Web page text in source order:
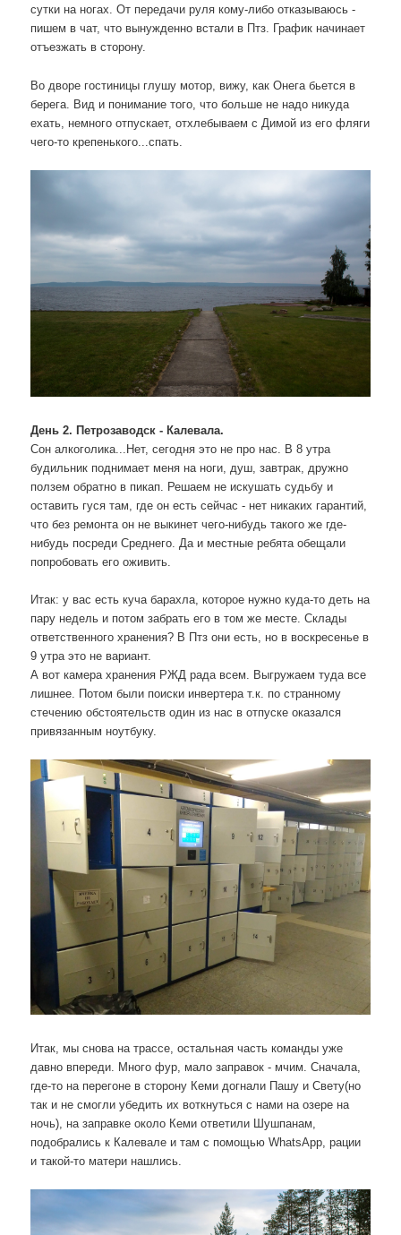
сутки на ногах. От передачи руля кому-либо отказываюсь -
пишем в чат, что вынужденно встали в Птз. График начинает
отъезжать в сторону.
Во дворе гостиницы глушу мотор, вижу, как Онега бьется в
берега. Вид и понимание того, что больше не надо никуда
ехать, немного отпускает, отхлебываем с Димой из его фляги
чего-то крепенького...спать.
День 2. Петрозаводск - Калевала.
Сон алкоголика...Нет, сегодня это не про нас. В 8 утра
будильник поднимает меня на ноги, душ, завтрак, дружно
ползем обратно в пикап. Решаем не искушать судьбу и
оставить гуся там, где он есть сейчас - нет никаких гарантий,
что без ремонта он не выкинет чего-нибудь такого же где-
нибудь посреди Среднего. Да и местные ребята обещали
попробовать его оживить.
Итак: у вас есть куча барахла, которое нужно куда-то деть на
пару недель и потом забрать его в том же месте. Склады
ответственного хранения? В Птз они есть, но в воскресенье в
9 утра это не вариант.
А вот камера хранения РЖД рада всем. Выгружаем туда все
лишнее. Потом были поиски инвертера т.к. по странному
стечению обстоятельств один из нас в отпуске оказался
привязанным ноутбуку.
Итак, мы снова на трассе, остальная часть команды уже
давно впереди. Много фур, мало заправок - мчим. Сначала,
где-то на перегоне в сторону Кеми догнали Пашу и Свету(но
так и не смогли убедить их воткнуться с нами на озере на
ночь), на заправке около Кеми ответили Шушпанам,
подобрались к Калевале и там с помощью WhatsApp, рации
и такой-то матери нашлись.